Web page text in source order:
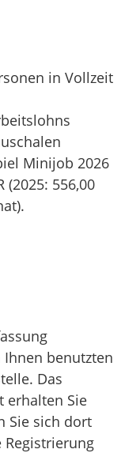
in Vollzeit
Minijob 2026
(2025: 556,00
benutzten
Das
erhalten Sie
Sie sich dort